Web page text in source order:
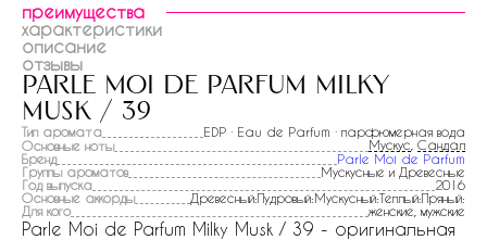
преимущества
характеристики
описание
отзывы
parle moi de parfum milky
musk / 39
Тип аромата
EDP · Eau de Parfum · парфюмерная вода
Основные ноты
Мускус Сандал
Бренд
Parle Moi de Parfum
Группы ароматов
Мускусные и Древесные
Год выпуска
2016
Основные аккорды
Древесный:Пудровый:Мускусный:Теплый:Пряный:
Для кого
женские, мужские
Parle Moi de Parfum Milky Musk / 39 - оригинальная